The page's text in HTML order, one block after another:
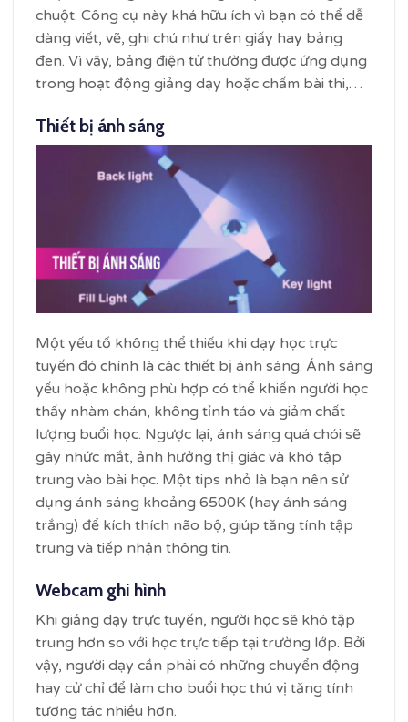
chuột. Công cụ này khá hữu ích vì bạn có thể dễ
dàng viết, vẽ, ghi chú như trên giấy hay bảng
đen. Vì vậy, bảng điện tử thường được ứng dụng
trong hoạt động giảng dạy hoặc chấm bài thi,…
Thiết bị ánh sáng
Một yếu tố không thể thiếu khi dạy học trực
tuyến đó chính là các thiết bị ánh sáng. Ánh sáng
yếu hoặc không phù hợp có thể khiến người học
thấy nhàm chán, không tỉnh táo và giảm chất
lượng buổi học. Ngược lại, ánh sáng quá chói sẽ
gây nhức mắt, ảnh hưởng thị giác và khó tập
trung vào bài học. Một tips nhỏ là bạn nên sử
dụng ánh sáng khoảng 6500K (hay ánh sáng
trắng) để kích thích não bộ, giúp tăng tính tập
trung và tiếp nhận thông tin.
Webcam ghi hình
Khi giảng dạy trực tuyến, người học sẽ khó tập
trung hơn so với học trực tiếp tại trường lớp. Bởi
vậy, người dạy cần phải có những chuyển động
hay cử chỉ để làm cho buổi học thú vị tăng tính
tương tác nhiều hơn.